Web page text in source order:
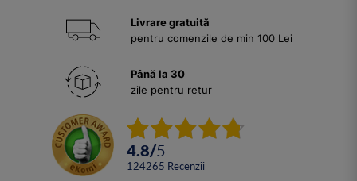
Livrare gratuită
pentru comenzile de min 100 Lei
Până la 30
zile pentru retur
4.8/5
124265 Recenzii